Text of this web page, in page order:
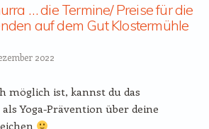
… die Termine/ Preise für die
auf dem Gut Klostermühle
2022
möglich ist, kannst du das
Yoga-Prävention über deine